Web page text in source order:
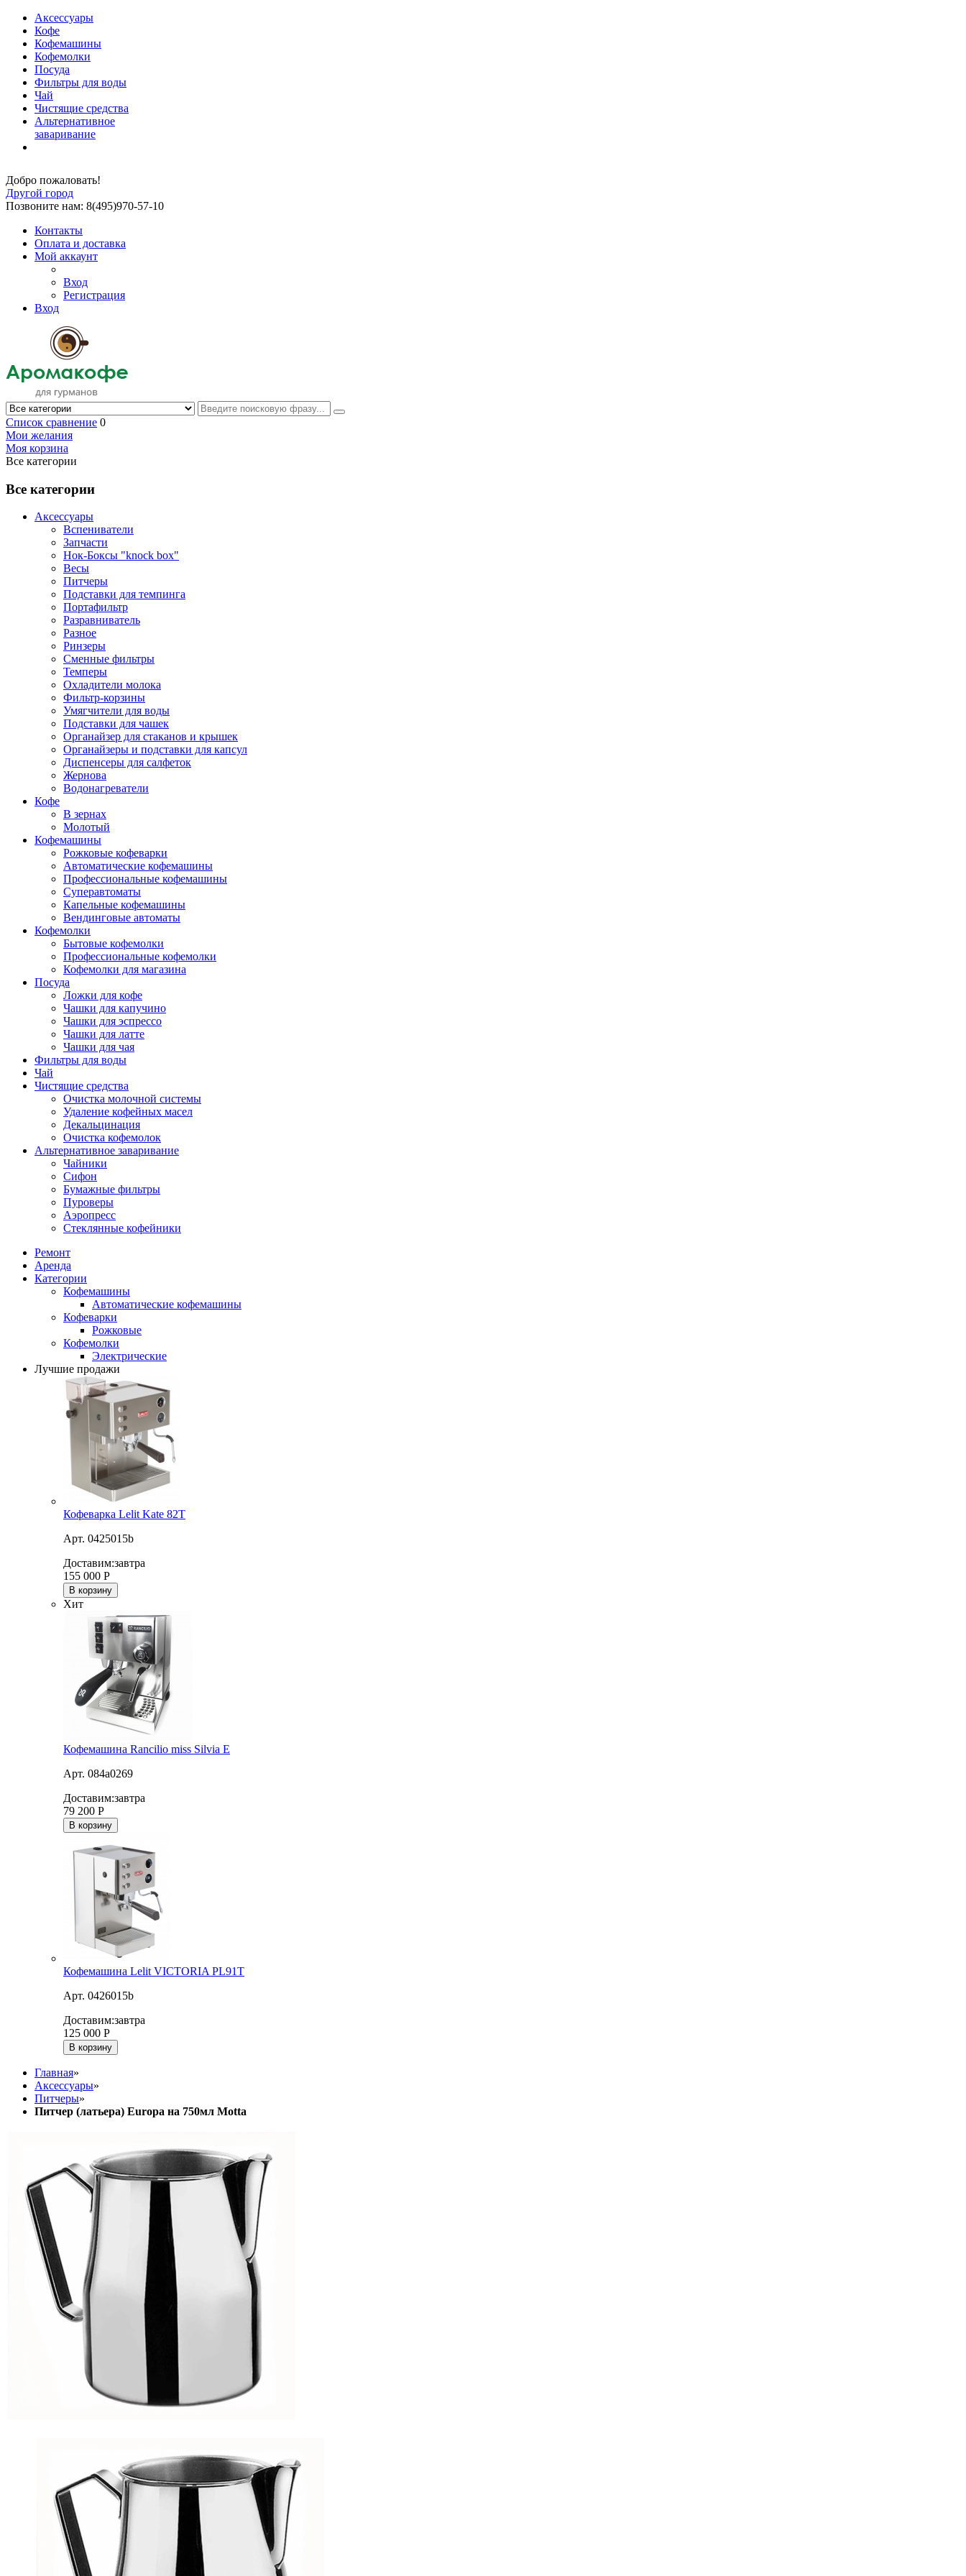
Аксессуары
Кофе
Кофемашины
Кофемолки
Посуда
Фильтры для воды
Чай
Чистящие средства
Альтернативное
заваривание
Добро пожаловать!
Другой город
Позвоните нам: 8(495)970-57-10
Контакты
Оплата и доставка
Мой аккаунт
Вход
Регистрация
Вход
Список сравнение 0
Мои желания
Моя корзина
Все категории
Все категории
Аксессуары
Вспениватели
Запчасти
Нок-Боксы "knock box"
Весы
Питчеры
Подставки для темпинга
Портафильтр
Разравниватель
Разное
Ринзеры
Сменные фильтры
Темперы
Охладители молока
Фильтр-корзины
Умягчители для воды
Подставки для чашек
Органайзер для стаканов и крышек
Органайзеры и подставки для капсул
Диспенсеры для салфеток
Жернова
Водонагреватели
Кофе
В зернах
Молотый
Кофемашины
Рожковые кофеварки
Автоматические кофемашины
Профессиональные кофемашины
Суперавтоматы
Капельные кофемашины
Вендинговые автоматы
Кофемолки
Бытовые кофемолки
Профессиональные кофемолки
Кофемолки для магазина
Посуда
Ложки для кофе
Чашки для капучино
Чашки для эспрессо
Чашки для латте
Чашки для чая
Фильтры для воды
Чай
Чистящие средства
Очистка молочной системы
Удаление кофейных масел
Декальцинация
Очистка кофемолок
Альтернативное заваривание
Чайники
Сифон
Бумажные фильтры
Пуроверы
Аэропресс
Стеклянные кофейники
Ремонт
Аренда
Категории
Кофемашины
Автоматические кофемашины
Кофеварки
Рожковые
Кофемолки
Электрические
Лучшие продажи
Кофеварка Lelit Kate 82T
Арт. 0425015b
Доставим:завтра
155 000 Р
В корзину
Хит
Кофемашина Rancilio miss Silvia E
Арт. 084a0269
Доставим:завтра
79 200 Р
В корзину
Кофемашина Lelit VICTORIA PL91T
Арт. 0426015b
Доставим:завтра
125 000 Р
В корзину
Главная»
Аксессуары»
Питчеры»
Питчер (латьера) Europa на 750мл Motta